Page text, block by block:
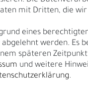
mit Dritten, die wir
eines
werden. Es
späteren Zeitpunkt
und weitere
.